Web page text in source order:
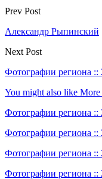
Prev Post
Александр Рыпинский
Next Post
Фотографии региона ::
You might also like More
Фотографии региона ::
Фотографии региона ::
Фотографии региона ::
Фотографии региона ::